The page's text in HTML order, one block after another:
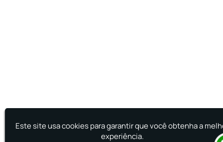
Este site usa cookies para garantir que você obtenha a
experiência.